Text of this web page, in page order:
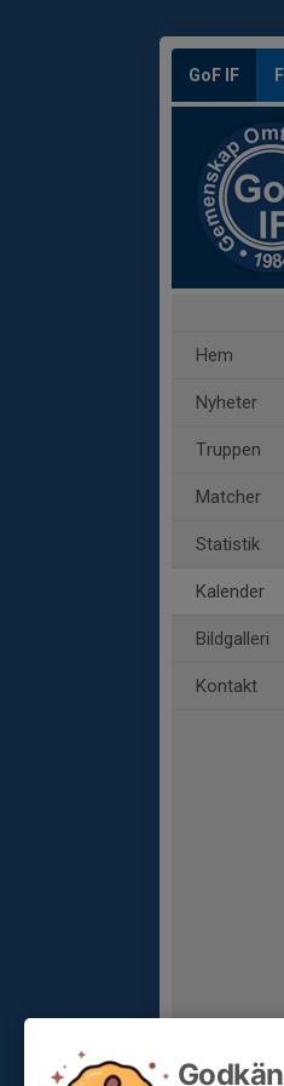
GoF IF
Hem
Nyheter
Truppen
Matcher
Statistik
Kalender
Bildgalleri
Kontakt